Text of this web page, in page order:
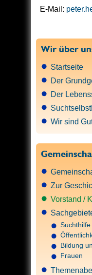
E-Mail:
Wir über
Startseite
Der
Der
Wir sind
Zur
Vorstand /
Suchthilfe
Bildung
Frauen